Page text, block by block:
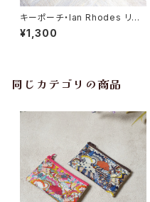
キーポーチ・Ian Rhodes リバ
ティラミネート生地
¥1,300
同じカテゴリの商品